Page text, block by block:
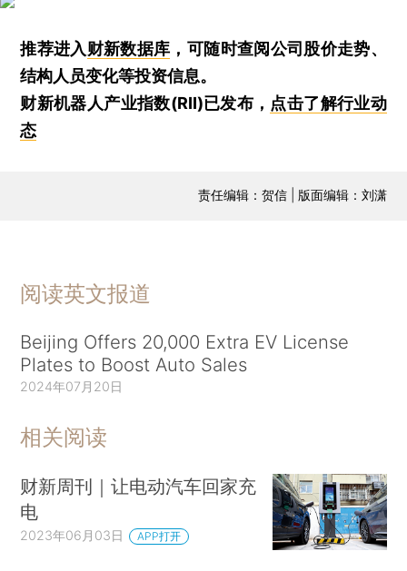
推荐进入财新数据库 ，可随时查阅公司股价走势、
结构人员变化等投资信息。
财新机器人产业指数(RII)已发布， 点击了解行业动
态
责任编辑：贺信 | 版面编辑：刘潇
阅读英文报道
Beijing Offers 20,000 Extra EV License
Plates to Boost Auto Sales
2024年07月20日
相关阅读
财新周刊｜让电动汽车回家充
电
2023年06月03日 APP打开